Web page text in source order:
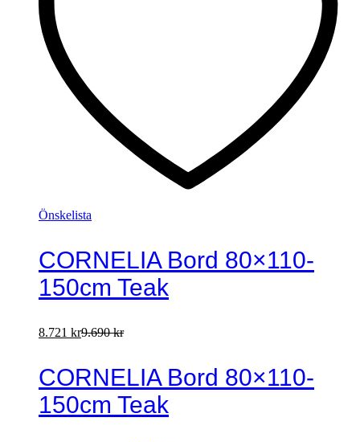
Önskelista
CORNELIA Bord 80×110-
150cm Teak
8.721 kr9.690kr
CORNELIA Bord 80×110-
150cm Teak